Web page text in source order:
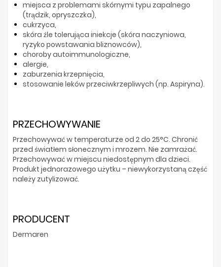
miejsca z problemami skórnymi typu zapalnego
(trądzik, opryszczka),
cukrzyca,
skóra źle tolerująca iniekcje (skóra naczyniowa,
ryzyko powstawania bliznowców),
choroby autoimmunologiczne,
alergie,
zaburzenia krzepnięcia,
stosowanie leków przeciwkrzepliwych (np. Aspiryna).
PRZECHOWYWANIE
Przechowywać w temperaturze od 2 do 25°C. Chronić
przed światłem słonecznym i mrozem. Nie zamrażać.
Przechowywać w miejscu niedostępnym dla dzieci.
Produkt jednorazowego użytku – niewykorzystaną część
należy zutylizować.
PRODUCENT
Dermaren